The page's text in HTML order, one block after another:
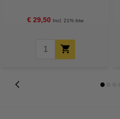
€ 29,50 Incl. 21% btw